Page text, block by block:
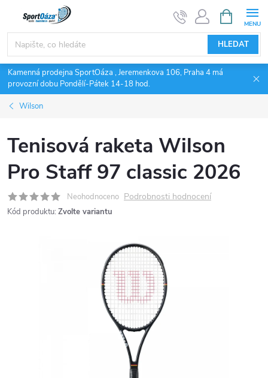
obsah
HLEDAT
NÁKUPNÍ
KOŠÍK
Kamenná prodejna SportOáza , Jeremenkova 106, Praha 4 má
provozní dobu Pondělí-Pátek 14-18 hod.
Wilson
Tenisová raketa Wilson
Pro Staff 97 classic 2026
Neohodnoceno Podrobnosti hodnocení
Kód produktu: Zvolte variantu